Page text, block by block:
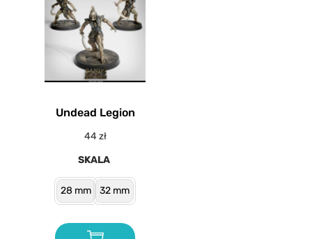
Undead Legion
44zł
SKALA
28 mm 32 mm